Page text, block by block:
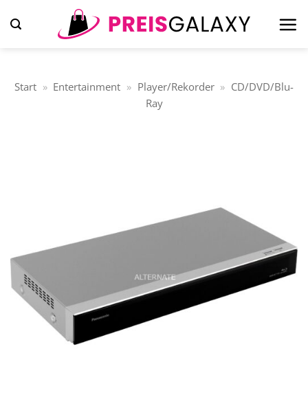
Inhalt
Start » Entertainment » Player/Rekorder » CD/DVD/Blu-
Ray